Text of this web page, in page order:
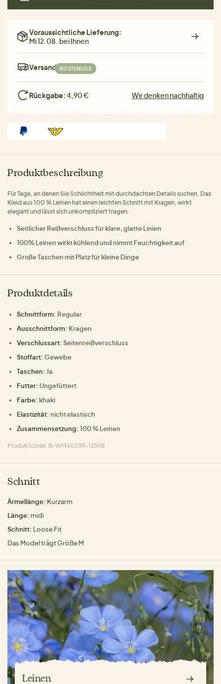
Voraussichtliche Lieferung:
Mi 12.08. bei Ihnen
Versand: KOSTENLOS
Rückgabe:4,90 € Wir denken nachhaltig
Produktbeschreibung
Für Tage, an denen Sie Schlichtheit mit durchdachten Details suchen. Das
Kleid aus 100 % Leinen hat einen leichten Schnitt mit Kragen, wirkt
elegant und lässt sich unkompliziert tragen.
Seitlicher Reißverschluss für klare, glatte Linien
100% Leinen wirkt kühlend und nimmt Feuchtigkeit auf
Große Taschen mit Platz für kleine Dinge
Produktdetails
Schnittform: Regular
Ausschnittform: Kragen
Verschlussart: Seitenreißverschluss
Stoffart: Gewebe
Taschen: Ja
Futter: Ungefüttert
Farbe: khaki
Elastizität: nicht elastisch
Zusammensetzung: 100 % Leinen
Produktcode: B-WM40239-12598
Schnitt
Ärmellänge: Kurzarm
Länge: midi
Schnitt: Loose Fit
Das Model trägt Größe M
Leinen